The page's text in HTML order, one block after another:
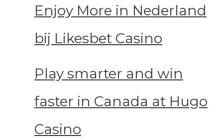
Enjoy More in Nederland
bij Likesbet Casino
Play smarter and win
faster in Canada at Hugo
Casino